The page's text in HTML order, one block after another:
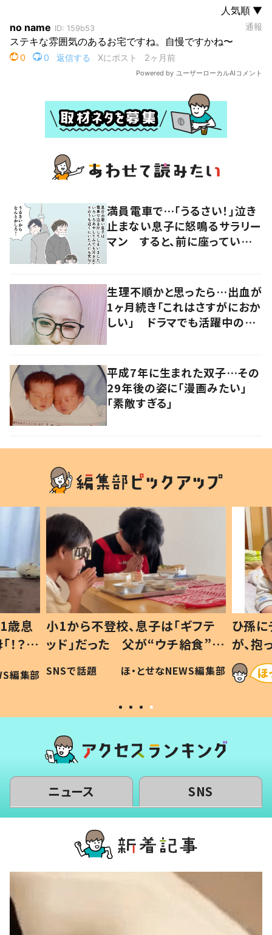
満員電車で…「うるさい！」泣き
止まない息子に怒鳴るサラリー
マン すると、前に座っていた
生理不順かと思ったら…出血が
1ヶ月続き「これはさすがにおか
しい」 ドラマでも活躍中の女
平成7年に生まれた双子…その
29年後の姿に「漫画みたい」
「素敵すぎる」
歳息
？」
編集部
小1から不登校、息子は「ギフテ
ッド」だった 父が“ウチ給食”を
作り続ける理由とは #令和の親
#令和の子
SNSで話題 ほ・とせなNEWS編集部
ひ孫
が、
「涙が
い」
ニュース SNS